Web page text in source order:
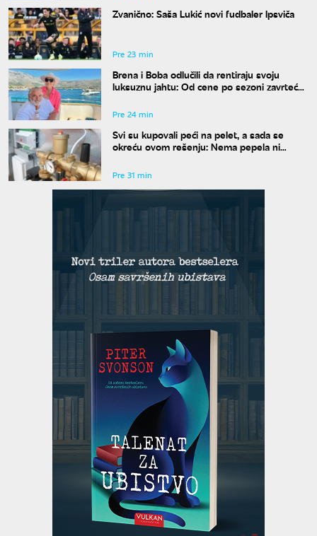
Zvanično: Saša Lukić novi fudbaler Ipsviča
Pre 23 min
Brena i Boba odlučili da rentiraju svoju
luksuznu jahtu: Od cene po sezoni zavrteće
Pre 24 min
Svi su kupovali peći na pelet, a sada se
okreću ovom rešenju: Nema pepela ni
Pre 31 min